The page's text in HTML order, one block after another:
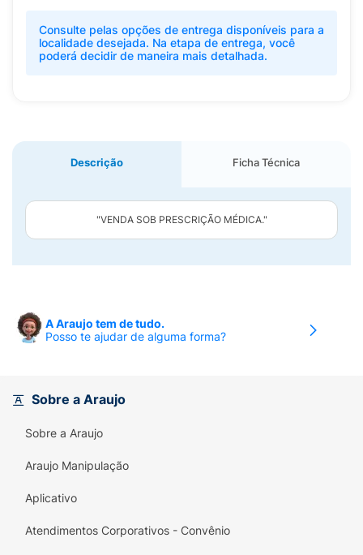
Consulte pelas opções de entrega disponíveis para a
localidade desejada. Na etapa de entrega, você
poderá decidir de maneira mais detalhada.
Descrição Ficha Técnica
"VENDA SOB PRESCRIÇÃO MÉDICA."
A Araujo tem de tudo.
Posso te ajudar de alguma forma?
Sobre a Araujo
Sobre a Araujo
Araujo Manipulação
Aplicativo
Atendimentos Corporativos - Convênio